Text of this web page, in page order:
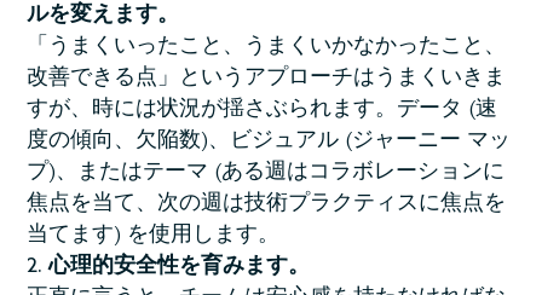
ルを変えます。
「うまくいったこと、うまくいかなかったこと、
改善できる点」というアプローチはうまくいきま
すが、時には状況が揺さぶられます。データ (速
度の傾向、欠陥数)、ビジュアル (ジャーニー マッ
プ)、またはテーマ (ある週はコラボレーションに
焦点を当て、次の週は技術プラクティスに焦点を
当てます) を使用します。
心理的安全性を育みます。